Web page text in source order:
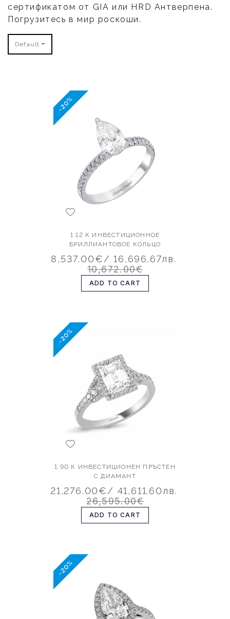
сертификатом от GIA или HRD Антверпена.
Погрузитесь в мир роскоши.
Default
-20%
1.12 К ИНВЕСТИЦИОННОЕ
БРИЛЛИАНТОВОЕ КОЛЬЦО
8,537.00€/ 16,696.67лв.
10,672.00€
ADD TO CART
-20%
1.90 К ИНВЕСТИЦИОНЕН ПРЪСТЕН
С ДИАМАНТ
21,276.00€/ 41,611.60лв.
26,595.00€
ADD TO CART
-20%